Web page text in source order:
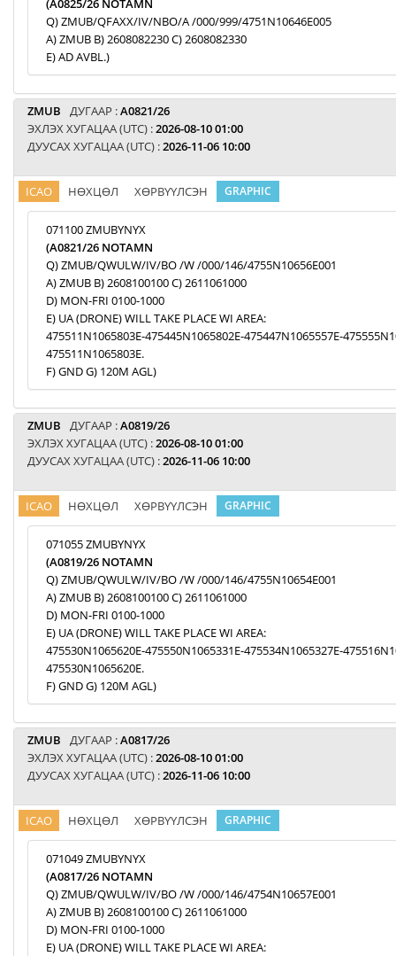
(A0825/26 NOTAMN
Q) ZMUB/QFAXX/IV/NBO/A /000/999/4751N10646E005
A) ZMUB B) 2608082230 C) 2608082330
E) AD AVBL.)
ZMUB ДУГААР :A0821/26
ЭХЛЭХ ХУГАЦАА (UTC) :2026-08-10 01:00
ДУУСАХ ХУГАЦАА (UTC) :2026-11-06 10:00
ICAO НӨХЦӨЛ ХӨРВҮҮЛСЭН GRAPHIC
071100 ZMUBYNYX
(A0821/26 NOTAMN
Q) ZMUB/QWULW/IV/BO /W /000/146/4755N10656E001
A) ZMUB B) 2608100100 C) 2611061000
D) MON-FRI 0100-1000
E) UA (DRONE) WILL TAKE PLACE WI AREA:
475511N1065803E-475445N1065802E-475447N1065557E-
475511N1065803E.
F) GND G) 120M AGL)
ZMUB ДУГААР :A0819/26
ЭХЛЭХ ХУГАЦАА (UTC) :2026-08-10 01:00
ДУУСАХ ХУГАЦАА (UTC) :2026-11-06 10:00
ICAO НӨХЦӨЛ ХӨРВҮҮЛСЭН GRAPHIC
071055 ZMUBYNYX
(A0819/26 NOTAMN
Q) ZMUB/QWULW/IV/BO /W /000/146/4755N10654E001
A) ZMUB B) 2608100100 C) 2611061000
D) MON-FRI 0100-1000
E) UA (DRONE) WILL TAKE PLACE WI AREA:
475530N1065620E-475550N1065331E-475534N1065327E-
475530N1065620E.
F) GND G) 120M AGL)
ZMUB ДУГААР :A0817/26
ЭХЛЭХ ХУГАЦАА (UTC) :2026-08-10 01:00
ДУУСАХ ХУГАЦАА (UTC) :2026-11-06 10:00
ICAO НӨХЦӨЛ ХӨРВҮҮЛСЭН GRAPHIC
071049 ZMUBYNYX
(A0817/26 NOTAMN
Q) ZMUB/QWULW/IV/BO /W /000/146/4754N10657E001
A) ZMUB B) 2608100100 C) 2611061000
D) MON-FRI 0100-1000
E) UA (DRONE) WILL TAKE PLACE WI AREA: